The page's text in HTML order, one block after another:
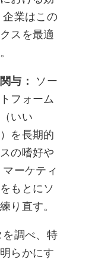
業はこの
スを最適
与： ソー
フォーム
いい
を長期的
の嗜好や
ーケティ
もとにソ
り直す。
を調べ、特
らかにす